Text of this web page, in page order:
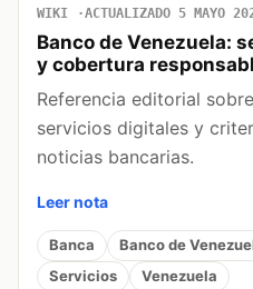
WIKI ACTUALIZADO 5 MAYO
Banco de Venezuela:
y cobertura
Referencia editorial
servicios digitales y
noticias bancarias.
Leer nota
Banca Banco de
Servicios
Venezuela